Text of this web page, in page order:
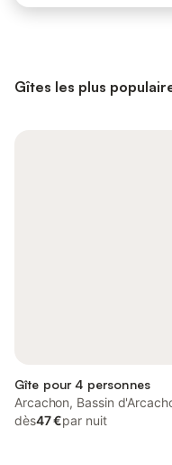
Gîtes les plus
Gîte pour 4 personnes
Arcachon, Bassin
dès47 €par nuit